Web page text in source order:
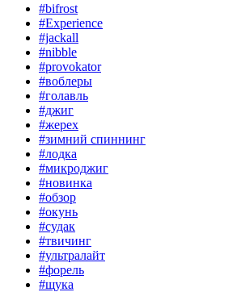
#bifrost
#Experience
#jackall
#nibble
#provokator
#воблеры
#голавль
#джиг
#жерех
#зимний спиннинг
#лодка
#микроджиг
#новинка
#обзор
#окунь
#судак
#твичинг
#ультралайт
#форель
#щука